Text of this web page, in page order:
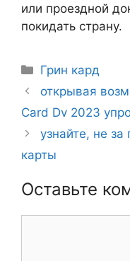
или проездной
покидать страну.
Рубрики
Грин кард
Навигация
записи
открывая
Card Dv 2023
узнайте, не
карты
Оставьте